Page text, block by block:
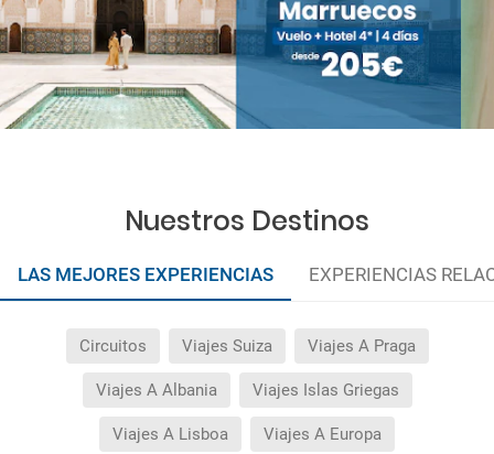
Nuestros Destinos
LAS MEJORES EXPERIENCIAS EXPERIENCIAS
Circuitos Viajes Suiza Viajes A Praga
Viajes A Albania Viajes Islas Griegas
Viajes A Lisboa Viajes A Europa